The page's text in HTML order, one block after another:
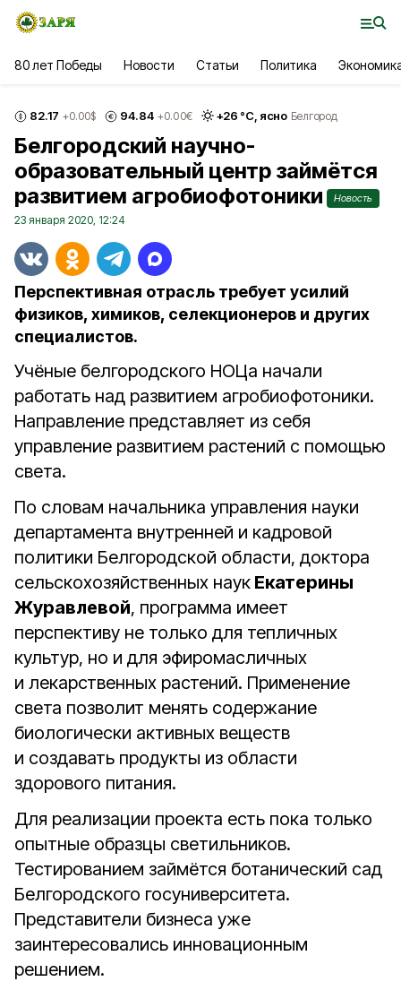
80 лет Победы Новости Статьи Политика
82.17 +0.00$ 94.84 +0.00€ +26 °С, ясно Белгород
Белгородский научно-
образовательный центр займётся
развитием агробиофотоники
Новость
23 января 2020, 12:24
Перспективная отрасль требует усилий
физиков, химиков, селекционеров и других
специалистов.
Учёные белгородского НОЦа начали
работать над развитием агробиофотоники.
Направление представляет из себя
управление развитием растений с помощью
света.
По словам начальника управления науки
департамента внутренней и кадровой
политики Белгородской области, доктора
сельскохозяйственных наук Екатерины
Журавлевой, программа имеет
перспективу не только для тепличных
культур, но и для эфиромасличных
и лекарственных растений. Применение
света позволит менять содержание
биологически активных веществ
и создавать продукты из области
здорового питания.
Для реализации проекта есть пока только
опытные образцы светильников.
Тестированием займётся ботанический сад
Белгородского госуниверситета.
Представители бизнеса уже
заинтересовались инновационным
решением.